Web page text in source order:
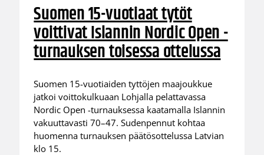
Suomen 15-vuotiaat tytöt
voittivat Islannin Nordic Open -
turnauksen toisessa ottelussa
Suomen 15-vuotiaiden tyttöjen maajoukkue
jatkoi voittokulkuaan Lohjalla pelattavassa
Nordic Open -turnauksessa kaatamalla Islannin
vakuuttavasti 70–47. Sudenpennut kohtaa
huomenna turnauksen päätösottelussa Latvian
klo 15.